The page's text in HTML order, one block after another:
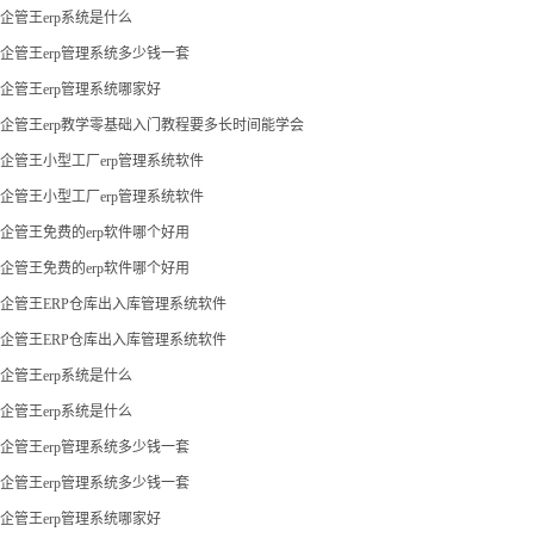
企管王erp系统是什么
企管王erp管理系统多少钱一套
企管王erp管理系统哪家好
企管王erp教学零基础入门教程要多长时间能学会
企管王小型工厂erp管理系统软件
企管王小型工厂erp管理系统软件
企管王免费的erp软件哪个好用
企管王免费的erp软件哪个好用
企管王ERP仓库出入库管理系统软件
企管王ERP仓库出入库管理系统软件
企管王erp系统是什么
企管王erp系统是什么
企管王erp管理系统多少钱一套
企管王erp管理系统多少钱一套
企管王erp管理系统哪家好